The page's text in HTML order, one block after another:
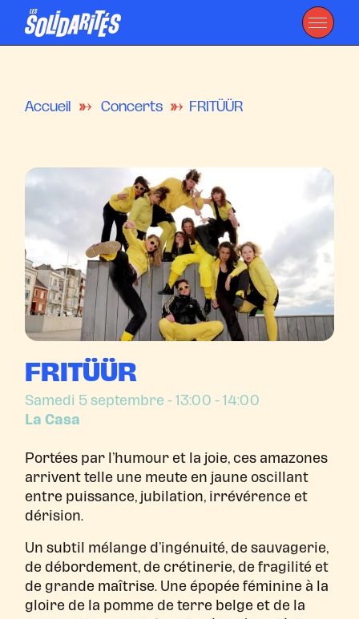
Accueil Concerts FRITÜÜR
FRITÜÜR
Samedi 5 septembre- 13:00 - 14:00
La Casa
Portées par l’humour et la joie, ces amazones
arrivent telle une meute en jaune oscillant
entre puissance, jubilation, irrévérence et
dérision.
Un subtil mélange d’ingénuité, de sauvagerie,
de débordement, de crétinerie, de fragilité et
de grande maîtrise. Une épopée féminine à la
gloire de la pomme de terre belge et de la